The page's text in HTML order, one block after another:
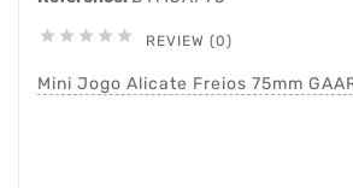
     REVIEW (0)
Mini Jogo Alicate Freios 75mm